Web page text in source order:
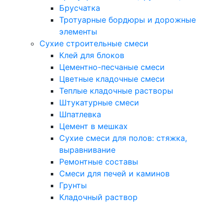
Брусчатка
Тротуарные бордюры и дорожные
элементы
Сухие строительные смеси
Клей для блоков
Цементно-песчаные смеси
Цветные кладочные смеси
Теплые кладочные растворы
Штукатурные смеси
Шпатлевка
Цемент в мешках
Сухие смеси для полов: стяжка,
выравнивание
Ремонтные составы
Смеси для печей и каминов
Грунты
Кладочный раствор